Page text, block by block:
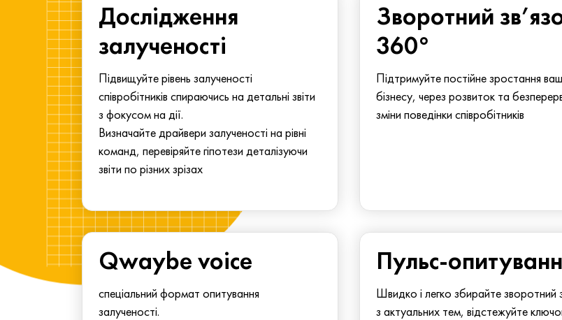
Дослідження
залученості
Підвищуйте рівень залученості
співробітників спираючись на детальні звіти
з фокусом на дії.
Визначайте драйвери залученості на рівні
команд, перевіряйте гіпотези деталізуючи
звіти по різних зрізах
Зворотний
360°
Підтримуйте постійне зростання
бізнесу, через розвиток та
зміни поведінки співробітників
Qwaybe voice
спеціальний формат опитування
залученості.
Пульс-
Швидко і легко збирайте зворотний
з актуальних тем, відстежуйте